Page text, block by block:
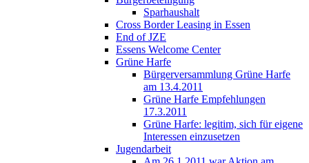
Sparhaushalt
Cross Border Leasing in Essen
End of JZE
Essens Welcome Center
Grüne Harfe
Bürgerversammlung Grüne Harfe
am 13.4.2011
Grüne Harfe Empfehlungen
17.3.2011
Grüne Harfe: legitim, sich für eigene
Interessen einzusetzen
Jugendarbeit